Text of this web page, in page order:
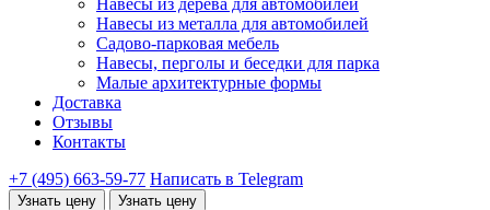
Навесы из дерева для автомобилей
Навесы из металла для автомобилей
Садово-парковая мебель
Навесы, перголы и беседки для парка
Малые архитектурные формы
Доставка
Отзывы
Контакты
+7 (495) 663-59-77 Написать в Telegram
Узнать цену Узнать цену